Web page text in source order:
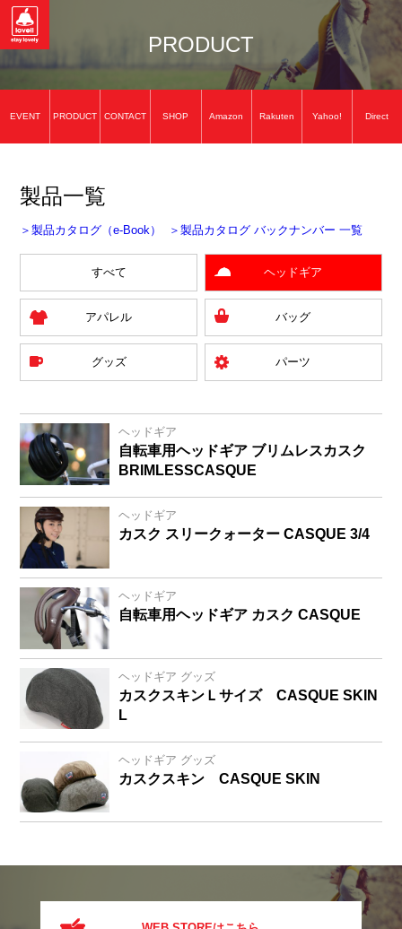
PRODUCT
製品一覧
＞製品カタログ（e-Book） ＞製品カタログ バックナンバー 一覧
すべて ヘッドギア
アパレル バッグ
グッズ パーツ
ヘッドギア
自転車用ヘッドギア ブリムレスカスク
BRIMLESSCASQUE
ヘッドギア
カスク スリークォーター CASQUE 3/4
ヘッドギア
自転車用ヘッドギア カスク CASQUE
ヘッドギア グッズ
カスクスキンＬサイズ CASQUE SKIN
L
ヘッドギア グッズ
カスクスキン CASQUE SKIN
EVENT PRODUCT CONTACT SHOP Amazon Rakuten Yahoo! Direct